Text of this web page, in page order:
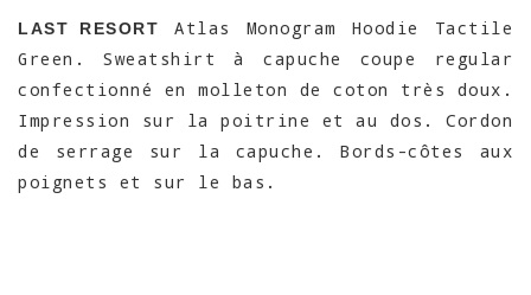
LAST RESORT
Atlas Monogram Hoodie Tactile
Green. Sweatshirt à capuche coupe regular
confectionné en molleton de coton très doux.
Impression sur la poitrine et au dos. Cordon
de serrage sur la capuche. Bords-côtes aux
poignets et sur le bas.